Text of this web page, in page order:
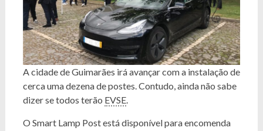
A cidade de Guimarães irá avançar com a instalação de
cerca uma dezena de postes. Contudo, ainda não sabe
dizer se todos terão EVSE.
O Smart Lamp Post está disponível para encomenda